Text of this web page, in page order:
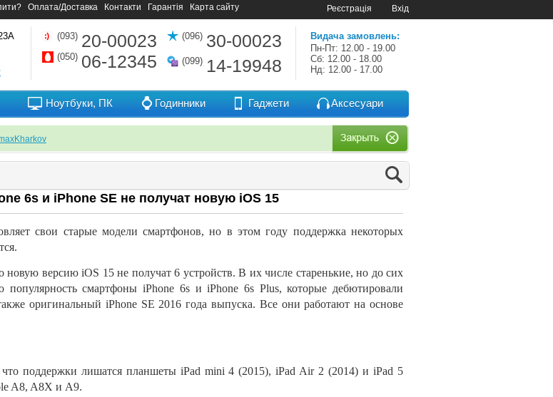
Оплата/Доставка Контакти Гарантія Карта сайту Реєстрація Вхід
(093) 20-00023
(050) 06-12345
(096) 30-00023
(099) 14-19948
Видача замовлень:
Пн-Пт: 12.00 - 19.00
Сб: 12.00 - 18.00
Нд: 12.00 - 17.00
Ноутбуки, ПК Годинники Гаджети Аксесуари
6s и iPhone SE не получат новую iOS 15
свои старые модели смартфонов, но в этом году поддержка некоторых
новую версию iOS 15 не получат 6 устройств. В их числе старенькие, но до сих
популярность смартфоны iPhone 6s и iPhone 6s Plus, которые дебютировали
оригинальный iPhone SE 2016 года выпуска. Все они работают на основе
что поддержки лишатся планшеты iPad mini 4 (2015), iPad Air 2 (2014) и iPad 5
A8, A8X и A9.